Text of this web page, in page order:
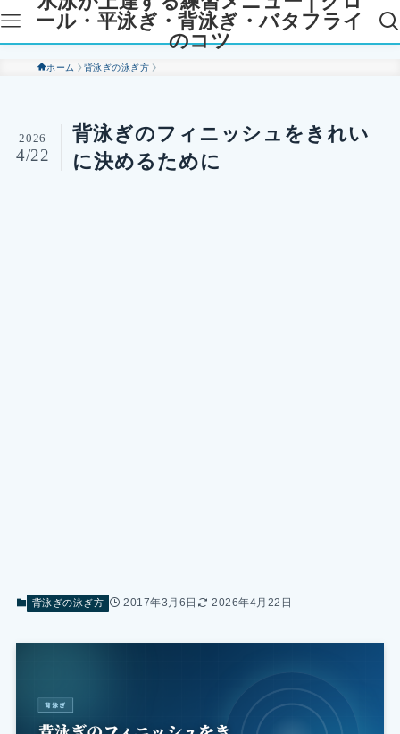
ール・平泳ぎ・背泳ぎ・バタフライ
のコツ
ホーム 背泳ぎの泳ぎ方
背泳ぎのフィニッシュをきれい
に決めるために
2026
4/22
背泳ぎの泳ぎ方 2017年3月6日 2026年4月22日